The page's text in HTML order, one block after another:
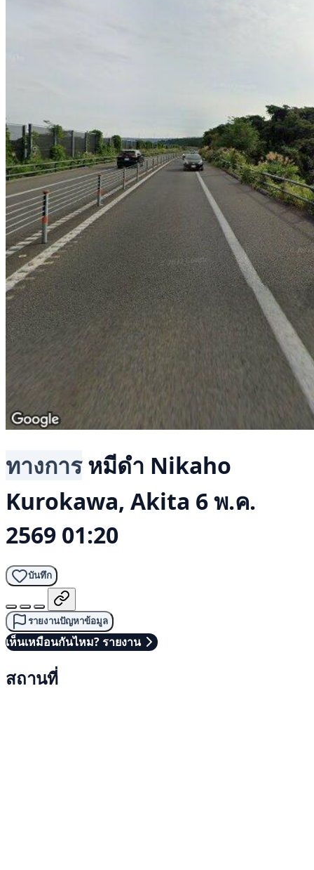
ทางการ หมีดำ Nikaho
Kurokawa, Akita 6 พ.ค.
2569 01:20
บันทึก
รายงานปัญหาข้อมูล
เห็นเหมือนกันไหม? รายงาน
สถานที่